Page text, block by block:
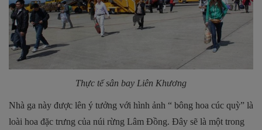
Thực tế sân bay Liên Khương
Nhà ga này được lên ý tưởng với hình ảnh “ bông hoa cúc quỳ” là
loài hoa đặc trưng của núi rừng Lâm Đồng. Đây sẽ là một trong